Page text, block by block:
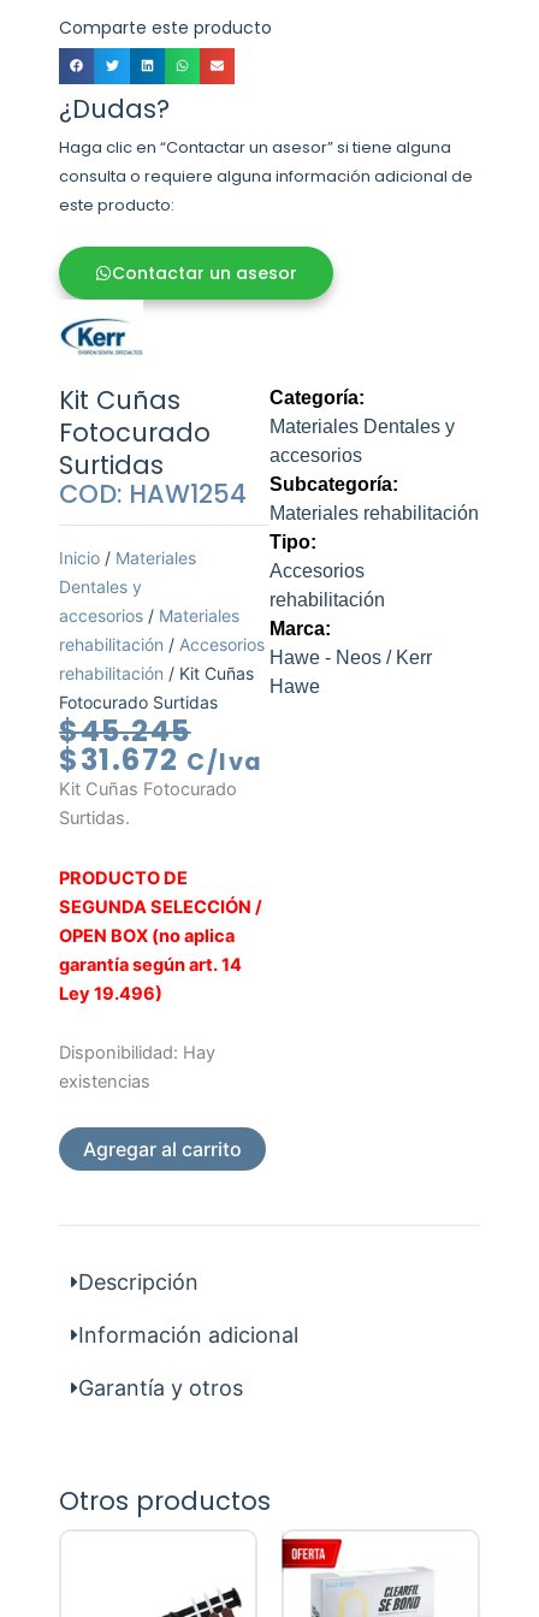
Comparte este producto
¿Dudas?
Haga clic en “Contactar un asesor” si tiene alguna
consulta o requiere alguna información adicional de
este producto:
Contactar un asesor
Kit Cuñas
Fotocurado
Surtidas
COD: HAW1254
Inicio / Materiales
Dentales y
accesorios / Materiales
rehabilitación / Accesorios
rehabilitación / Kit Cuñas
Fotocurado Surtidas
$45.245El
precio
original
$31.672
El
precio
actual
C/Iva
Kit Cuñas Fotocurado
Surtidas.
PRODUCTO DE
SEGUNDA SELECCIÓN /
OPEN BOX (no aplica
garantía según art. 14
Ley 19.496)
Disponibilidad: Hay
existencias
Kit
Cuñas
Surtidas
cantidad
Agregar al carrito
Categoría:
Materiales Dentales y
accesorios
Subcategoría:
Materiales rehabilitación
Tipo:
Accesorios
rehabilitación
Marca:
Hawe - Neos / Kerr
Hawe
Descripción
Información adicional
Garantía y otros
Otros productos